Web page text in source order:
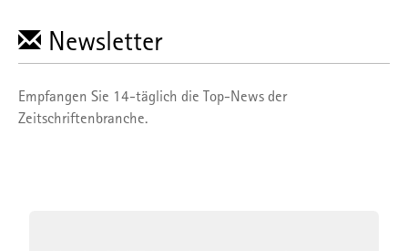
Newsletter
Empfangen Sie 14-täglich die Top-News der
Zeitschriftenbranche.